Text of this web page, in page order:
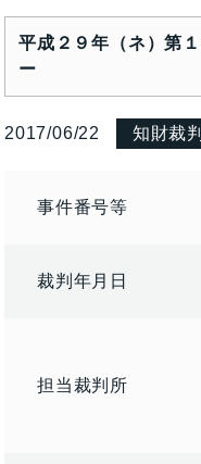
平成２９年（ネ）第
ー
2017/06/22 知財裁
事件番号等
裁判年月日
担当裁判所